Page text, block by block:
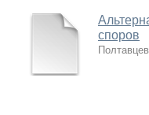
споров